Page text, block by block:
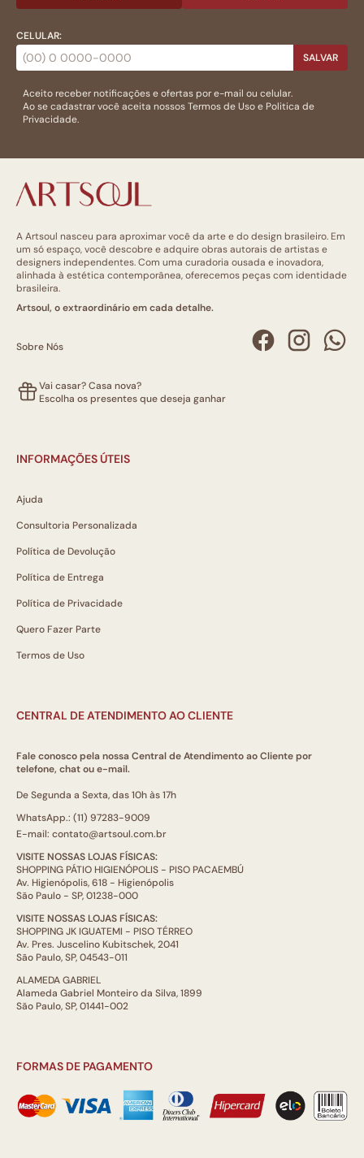
CELULAR:
SALVAR
Aceito receber notificações e ofertas por e-mail ou celular.
Ao se cadastrar você aceita nossosTermos de Usoe Politica de
Privacidade.
A Artsoul nasceu para aproximar você da arte e do design brasileiro. Em
um só espaço, você descobre e adquire obras autorais de artistas e
designers independentes. Com uma curadoria ousada e inovadora,
alinhada à estética contemporânea, oferecemos peças com identidade
brasileira.
Artsoul, o extraordinário em cada detalhe.
Sobre Nós
Vai casar? Casa nova?
Escolha os presentes que deseja ganhar
INFORMAÇÕES ÚTEIS
Ajuda
Consultoria Personalizada
Política de Devolução
Política de Entrega
Política de Privacidade
Quero Fazer Parte
Termos de Uso
CENTRAL DE ATENDIMENTO AO CLIENTE
Fale conosco pela nossa Central de Atendimento ao Cliente por
telefone, chat ou e-mail.
De Segunda a Sexta, das 10h às 17h
WhatsApp.: (11) 97283-9009
E-mail: contato@artsoul.com.br
VISITE NOSSAS LOJAS FÍSICAS:
SHOPPING PÁTIO HIGIENÓPOLIS - PISO PACAEMBÚ
Av. Higienópolis, 618 - Higienópolis
São Paulo - SP, 01238-000
VISITE NOSSAS LOJAS FÍSICAS:
SHOPPING JK IGUATEMI - PISO TÉRREO
Av. Pres. Juscelino Kubitschek, 2041
São Paulo, SP, 04543-011
ALAMEDA GABRIEL
Alameda Gabriel Monteiro da Silva, 1899
São Paulo, SP, 01441-002
FORMAS DE PAGAMENTO